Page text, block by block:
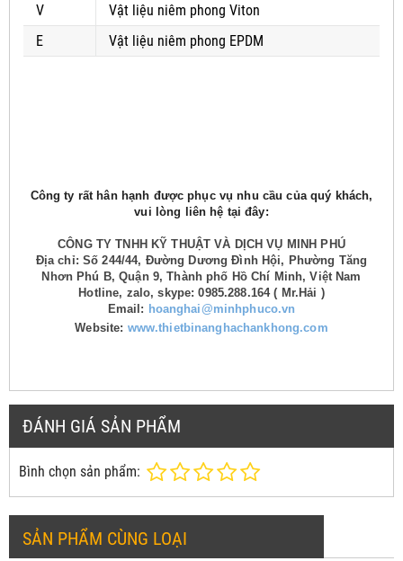
V
Vật liệu niêm phong Viton
E
Vật liệu niêm phong EPDM
Công ty rất hân hạnh được phục vụ nhu cầu của quý khách,
vui lòng liên hệ tại đây:
CÔNG TY TNHH KỸ THUẬT VÀ DỊCH VỤ MINH PHÚ
Địa chỉ: Số 244/44, Đường Dương Đình Hội, Phường Tăng
Nhơn Phú B, Quận 9, Thành phố Hồ Chí Minh, Việt Nam
Hotline, zalo, skype: 0985.288.164 ( Mr.Hải )
Email: hoanghai@minhphuco.vn
Website: www.thietbinanghachankhong.com
ĐÁNH GIÁ SẢN PHẨM
Bình chọn sản phẩm:
SẢN PHẨM CÙNG LOẠI